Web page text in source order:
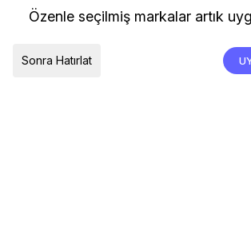
Kargo ve Teslimat
kullanıyoruz.
Özenle seçilmiş markalar artık
Sonra Hatırlat